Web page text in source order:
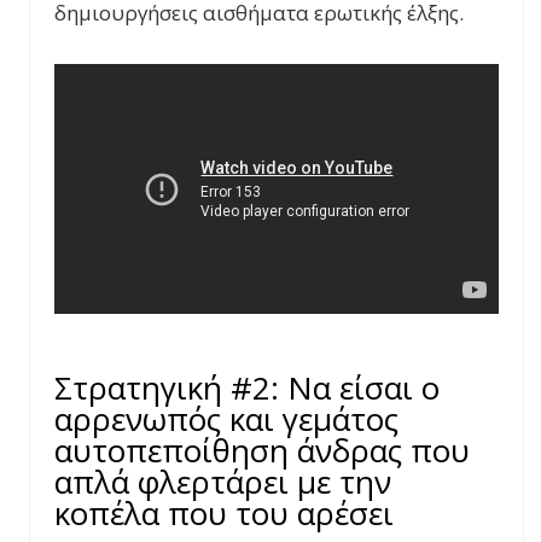
δημιουργήσεις αισθήματα ερωτικής έλξης.
Στρατηγική #2: Να είσαι ο
αρρενωπός και γεμάτος
αυτοπεποίθηση άνδρας που
απλά φλερτάρει με την
κοπέλα που του αρέσει